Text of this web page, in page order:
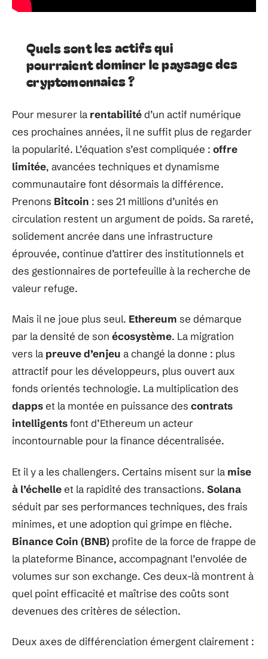
Quels sont les actifs qui
pourraient dominer le paysage des
cryptomonnaies ?
Pour mesurer la rentabilitéd’un actif numérique
ces prochaines années, il ne suffit plus de regarder
la popularité. L’équation s’est compliquée : offre
limitée, avancées techniques et dynamisme
communautaire font désormais la différence.
Prenons Bitcoin : ses 21 millions d’unités en
circulation restent un argument de poids. Sa rareté,
solidement ancrée dans une infrastructure
éprouvée, continue d’attirer des institutionnels et
des gestionnaires de portefeuille à la recherche de
valeur refuge.
Mais il ne joue plus seul. Ethereum se démarque
par la densité de son écosystème. La migration
vers la preuve d’enjeu a changé la donne : plus
attractif pour les développeurs, plus ouvert aux
fonds orientés technologie. La multiplication des
dappset la montée en puissance des contrats
intelligentsfont d’Ethereum un acteur
incontournable pour la finance décentralisée.
Et il y a les challengers. Certains misent sur la mise
à l’échelleet la rapidité des transactions. Solana
séduit par ses performances techniques, des frais
minimes, et une adoption qui grimpe en flèche.
Binance Coin (BNB) profite de la force de frappe de
la plateforme Binance, accompagnant l’envolée de
volumes sur son exchange. Ces deux-là montrent à
quel point efficacité et maîtrise des coûts sont
devenues des critères de sélection.
Deux axes de différenciation émergent clairement :